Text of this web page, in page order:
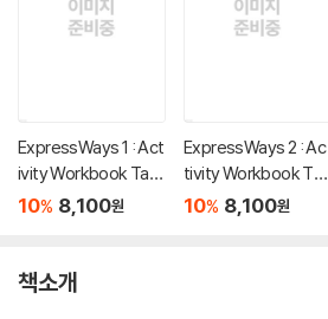
ExpressWays 1 : Act
ivity Workbook Tap
e
10% 8,100원
ExpressWays 2 : Ac
tivity Workbook Tap
e
10% 8,100원
책소개